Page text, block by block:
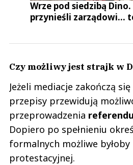
Wrze pod siedzibą
przynieśli zarządowi...
Czy możliwy jest strajk w
Jeżeli mediacje zakończą
przepisy przewidują
przeprowadzenia
Dopiero po spełnieniu
formalnych możliwe
protestacyjnej.